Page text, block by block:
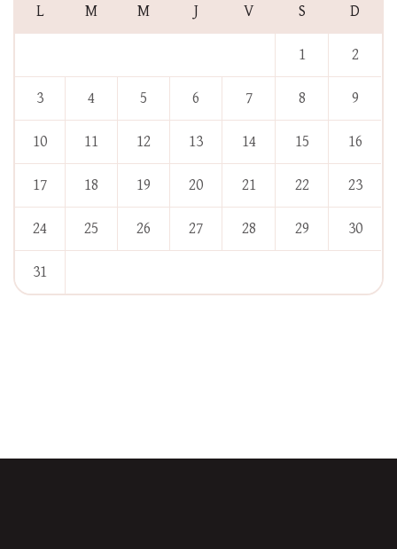
L M M J V S D
1 2
3 4 5 6 7 8 9
10 11 12 13 14 15 16
17 18 19 20 21 22 23
24 25 26 27 28 29 30
31